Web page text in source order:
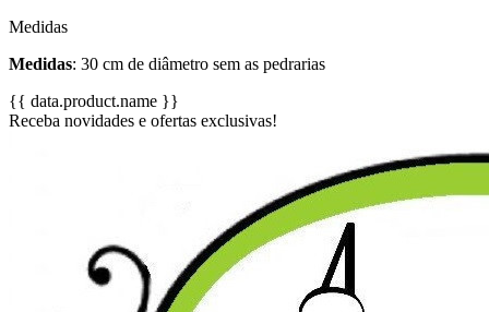
Medidas
Medidas: 30 cm de diâmetro sem as pedrarias
{{ data.product.name }}
Receba novidades e ofertas exclusivas!